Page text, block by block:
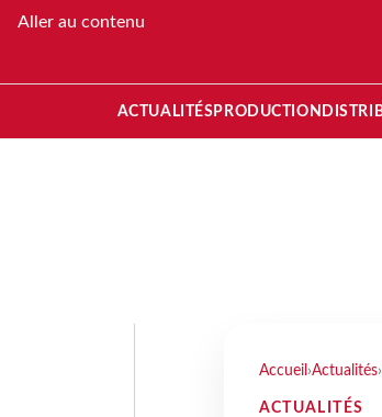
Aller au contenu
ACTUALITÉS PRODUCTION
Accueil ›Actualités›
ACTUALITÉS